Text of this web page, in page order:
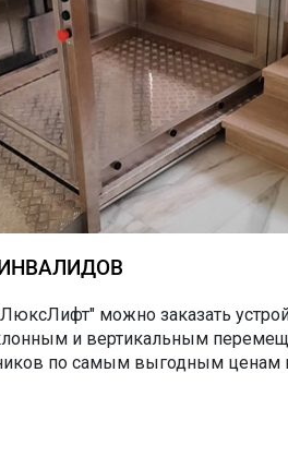
можно заказать
и вертикальным
по самым выгодным ценам